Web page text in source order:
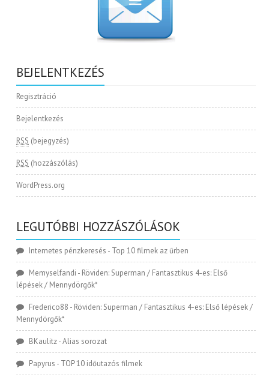
BEJELENTKEZÉS
Regisztráció
Bejelentkezés
RSS (bejegyzés)
RSS (hozzászólás)
WordPress.org
LEGUTÓBBI HOZZÁSZÓLÁSOK
Internetes pénzkeresés - Top 10 filmek az űrben
Memyselfandi - Röviden: Superman / Fantasztikus 4-es: Első
lépések / Mennydörgők*
Frederico88 - Röviden: Superman / Fantasztikus 4-es: Első lépések /
Mennydörgők*
BKaulitz-Alias sorozat
Papyrus - TOP 10 időutazós filmek